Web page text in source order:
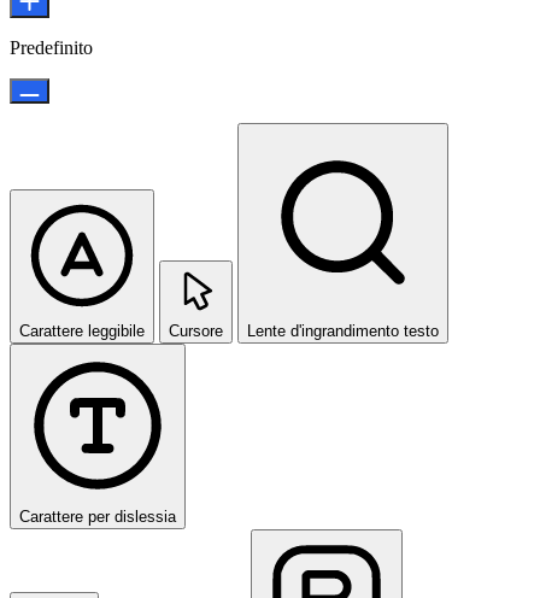
Predefinito
Carattere leggibile Cursore Lente d'ingrandimento testo
Carattere per dislessia